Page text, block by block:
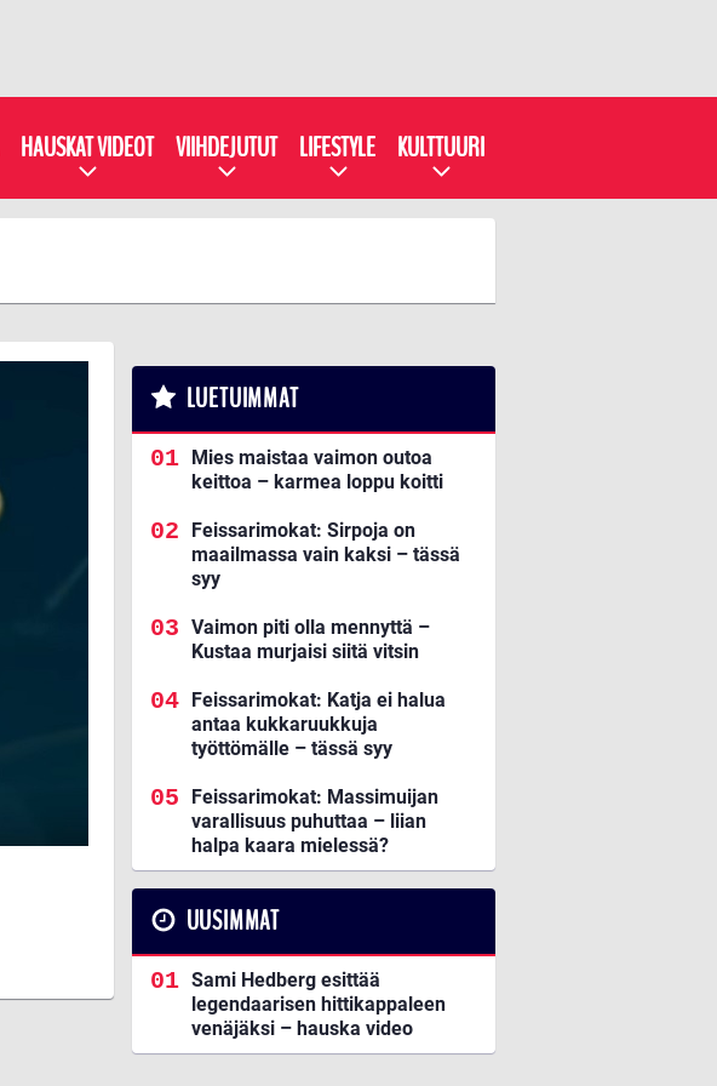
HAUSKAT VIDEOT VIIHDEJUTUT LIFESTYLE KULTTUURI
LUETUIMMAT
Mies maistaa vaimon outoa
keittoa – karmea loppu koitti
Feissarimokat: Sirpoja on
maailmassa vain kaksi – tässä
syy
Vaimon piti olla mennyttä –
Kustaa murjaisi siitä vitsin
Feissarimokat: Katja ei halua
antaa kukkaruukkuja
työttömälle – tässä syy
Feissarimokat: Massimuijan
varallisuus puhuttaa – liian
halpa kaara mielessä?
UUSIMMAT
Sami Hedberg esittää
legendaarisen hittikappaleen
venäjäksi – hauska video